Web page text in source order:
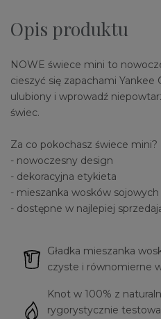
Opis produktu
NOWE świece mini to
cieszyć się zapachami Yankee
ulubiony i wprowadź
świec.
Za co pokochasz świece mini?
- nowoczesny design
- dekoracyjna etykieta
- mieszanka wosków sojowych
- dostępne w najlepiej
Gładka mieszanka
czyste i równomierne
Knot w 100% z
rygorystycznie